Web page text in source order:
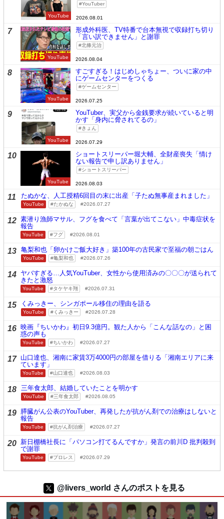
YouTube
YouTuber
2026.08.01
7
YouTube
形成外科医、TV特番で台本無視で収録打ち切り
「言い訳できません」と謝罪
北條元治
2026.08.04
8
YouTube
すごすぎる！はじめしゃちょー、ついに家の中
にゲームセンターをつくる
ゲームセンター
2026.07.25
9
YouTube
YouTuber、実父から金銭要求が続いていると明
かす「身内に脅されてるの」
きょん
2026.07.29
10
YouTube
ショートスリーパー堀大輔、全財産喪失「情け
ない報告で申し訳ありません」
ショートスリーパー
2026.08.03
11 たぬかな、人工授精6回目の末に出産「子たぬ無事産まれました」
YouTube たかぬな 2026.07.27
12 素潜り漁師マサル、フグを食べて「言葉が出てこない」中毒症状を
報告
YouTube フグ 2026.08.01
13 亀梨和也「卵かけご飯大好き」築100年の古民家で至福の朝ごはん
YouTube 亀梨和也 2026.07.26
14 ヤバすぎる…人気YouTuber、女性から使用済みの〇〇〇が送られて
きたと激怒
YouTube タケヤキ翔 2026.07.31
15 くみっきー、シンガポール移住の理由を語る
YouTube くみっきー 2026.07.28
16 映画『ちいかわ』初日9.3億円。観た人から「こんな話なの」と困
惑の声も
YouTube ちいかわ 2026.07.27
17 山口達也、湘南に家賃3万4000円の部屋を借りる「湘南エリアに来
ています」
YouTube 山口達也 2026.08.03
18 三年食太郎、結婚していたことを明かす
YouTube 三年食太郎 2026.08.05
19 膵臓がん公表のYouTuber、再発したが抗がん剤での治療はしないと
報告
YouTube 抗がん剤治療 2026.07.27
20 新日棚橋社長に「パソコン打てるんですか」発言の前川D 批判殺到
で謝罪
YouTube プロレス 2026.07.29
@livers_world さんのポストを見る